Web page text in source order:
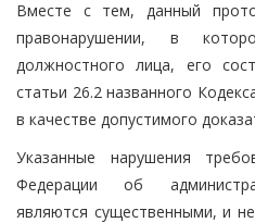
Вместе с тем, данный
правонарушении, в
должностного лица, его
статьи 26.2 названного
в качестве допустимого
Указанные нарушения
Федерации об
являются существенными, и